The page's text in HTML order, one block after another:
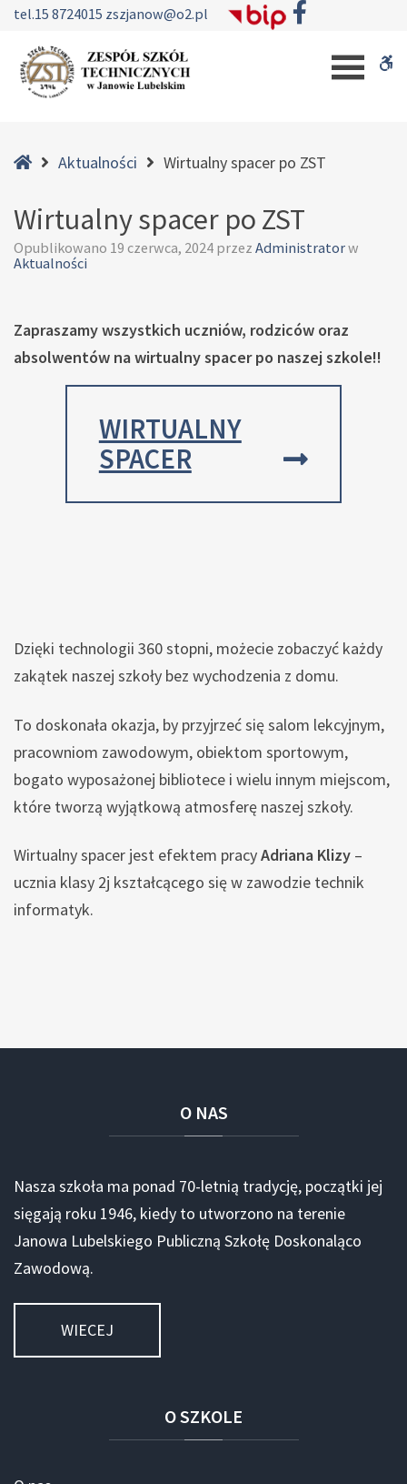
spacer
tel.15 8724015 zszjanow@o2.pl
HomeAktualności Wirtualny spacer po ZST
Wirtualny spacer po ZST
Opublikowano 19 czerwca, 2024 przez Administratorw
Aktualności
Zapraszamy wszystkich uczniów, rodziców oraz
absolwentów na wirtualny spacer po naszej szkole!!
WIRTUALNY
SPACER
Dzięki technologii 360 stopni, możecie zobaczyć każdy
zakątek naszej szkoły bez wychodzenia z domu.
To doskonała okazja, by przyjrzeć się salom lekcyjnym,
pracowniom zawodowym, obiektom sportowym,
bogato wyposażonej bibliotece i wielu innym miejscom,
które tworzą wyjątkową atmosferę naszej szkoły.
Wirtualny spacer jest efektem pracyAdriana Klizy –
ucznia klasy 2j kształcącego się w zawodzie technik
informatyk.
O NAS
Nasza szkoła ma ponad 70-letnią tradycję, początki jej
sięgają roku 1946, kiedy to utworzono na terenie
Janowa Lubelskiego Publiczną Szkołę Doskonaląco
Zawodową.
WIECEJ
OSZKOLE